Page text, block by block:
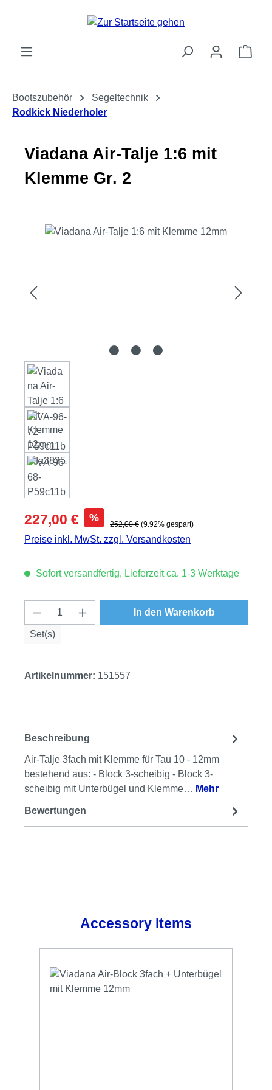
Zum Hauptinhalt springen
Bootszubehör
Segeltechnik
Rodkick Niederholer
Viadana Air-Talje 1:6 mit
Klemme Gr. 2
Bildergalerie überspringen
Verkaufspreis:
227,00 € % Regulärer Preis:
252,00 € (9.92% gespart)
Preise inkl. MwSt. zzgl. Versandkosten
Sofort versandfertig, Lieferzeit ca. 1-3 Werktage
Produkt Anzahl: Gib den gewünschten
Set(s)
In den Warenkorb
Artikelnummer: 151557
Beschreibung
Air-Talje 3fach mit Klemme für Tau 10 - 12mm
bestehend aus: - Block 3-scheibig - Block 3-
scheibig mit Unterbügel und Klemme… Mehr
Bewertungen
Produktgalerie überspringen
Accessory Items